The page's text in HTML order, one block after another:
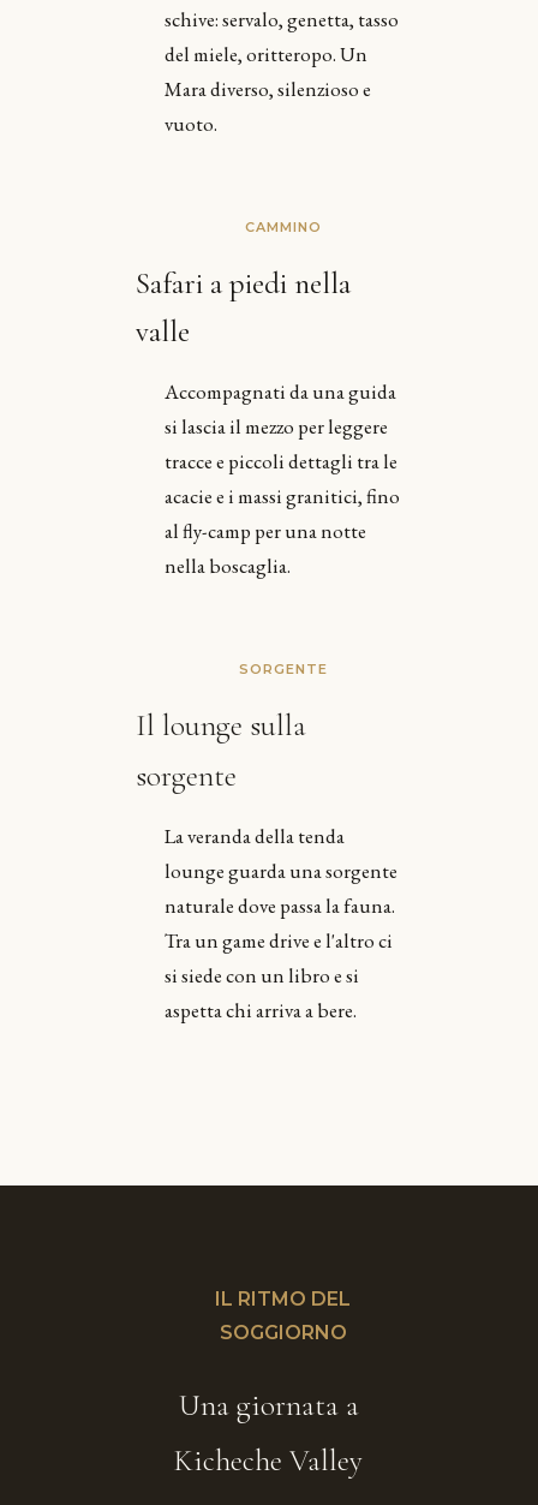
schive: servalo, genetta, tasso
del miele, oritteropo. Un
Mara diverso, silenzioso e
vuoto.
CAMMINO
Safari a piedi nella
valle
Accompagnati da una guida
si lascia il mezzo per leggere
tracce e piccoli dettagli tra le
acacie e i massi granitici, fino
al fly-camp per una notte
nella boscaglia.
SORGENTE
Il lounge sulla
sorgente
La veranda della tenda
lounge guarda una sorgente
naturale dove passa la fauna.
Tra un game drive e l'altro ci
si siede con un libro e si
aspetta chi arriva a bere.
IL RITMO DEL
SOGGIORNO
Una giornata a
Kicheche Valley